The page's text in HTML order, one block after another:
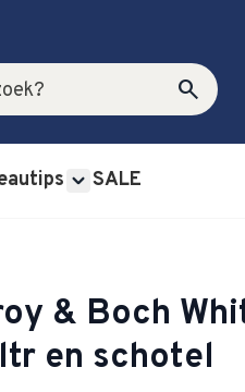
search
SALE
& Boch
en schotel